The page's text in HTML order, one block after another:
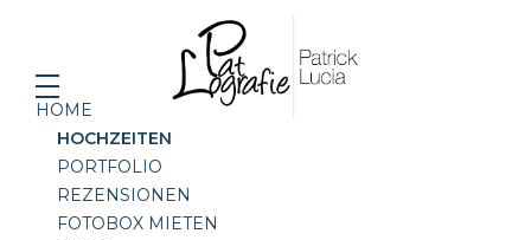
HOME
HOCHZEITEN
PORTFOLIO
REZENSIONEN
FOTOBOX MIETEN